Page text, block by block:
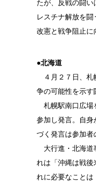
たが、反戦の闘
レスチナ解放を
改憲と戦争阻止
●北海道
４月２７日、札
争の可能性を示す
札幌駅南口広場
参加し発言。自
づく発言は参加者
大行進・北海道
れは「沖縄は戦後
れに必要なことは